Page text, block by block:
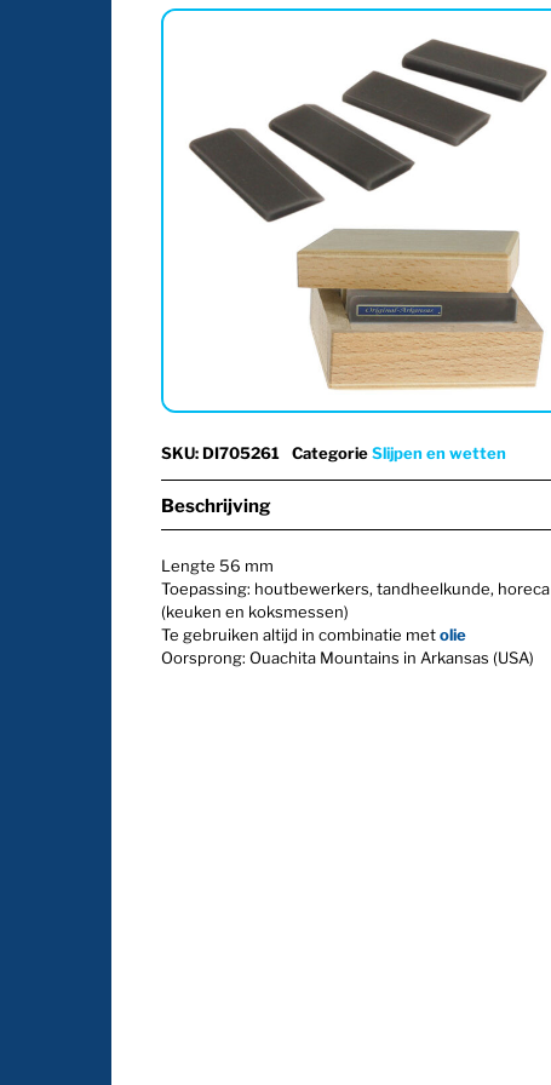
SKU:DI705261 CategorieSlijpen en wetten
Beschrijving
Lengte 56 mm
Toepassing: houtbewerkers, tandheelkunde, horeca
(keuken en koksmessen)
Te gebruiken altijd in combinatie metolie
Oorsprong: Ouachita Mountains in Arkansas (USA)